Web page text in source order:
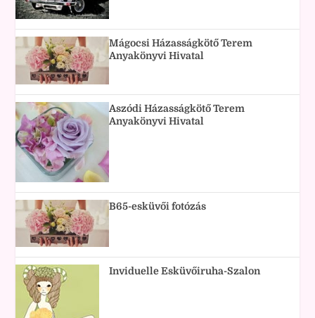
Mágocsi Házasságkötő Terem
Anyakönyvi Hivatal
Aszódi Házasságkötő Terem
Anyakönyvi Hivatal
B65-esküvői fotózás
Inviduelle Esküvőiruha-Szalon